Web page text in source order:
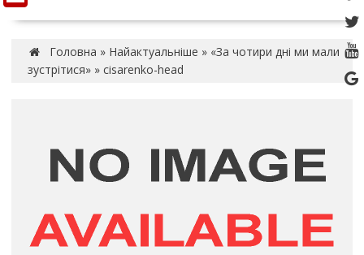
t
Головна » Найактуальніше » «За чотири дні ми мали
зустрітися» » cisarenko-head